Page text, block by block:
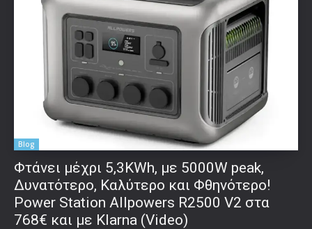
Blog
Φτάνει μέχρι 5,3KWh, με 5000W peak,
Δυνατότερο, Καλύτερο και Φθηνότερο!
Power Station Allpowers R2500 V2 στα
768€ και με Klarna (Video)